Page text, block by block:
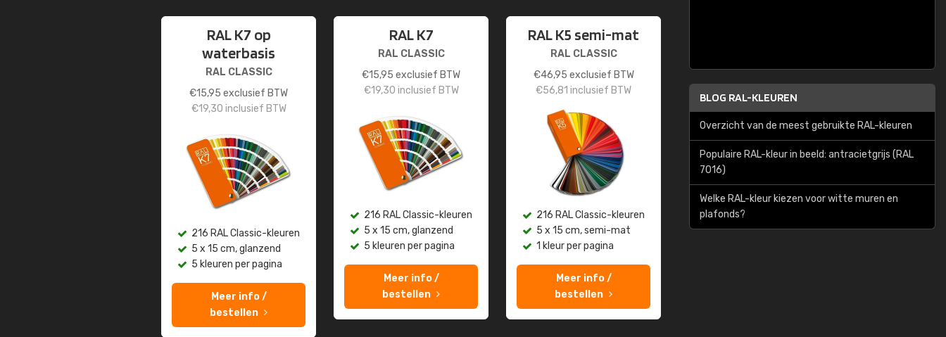
RAL K7 op
waterbasis
RAL CLASSIC
€15,95 exclusief BTW
€19,30 inclusief BTW
216 RAL Classic-kleuren
5 x 15 cm, glanzend
5 kleuren per pagina
Meer info /
bestellen
RAL K7
RAL CLASSIC
€15,95 exclusief BTW
€19,30 inclusief BTW
216 RAL Classic-kleuren
5 x 15 cm, glanzend
5 kleuren per pagina
Meer info /
bestellen
RAL K5 semi-mat
RAL CLASSIC
€46,95 exclusief BTW
€56,81 inclusief BTW
216 RAL Classic-kleuren
5 x 15 cm, semi-mat
1 kleur per pagina
Meer info /
bestellen
BLOG RAL-KLEUREN
Overzicht van de meest gebruikte RAL-kleuren
Populaire RAL-kleur in beeld: antracietgrijs (RAL
7016)
Welke RAL-kleur kiezen voor witte muren en
plafonds?